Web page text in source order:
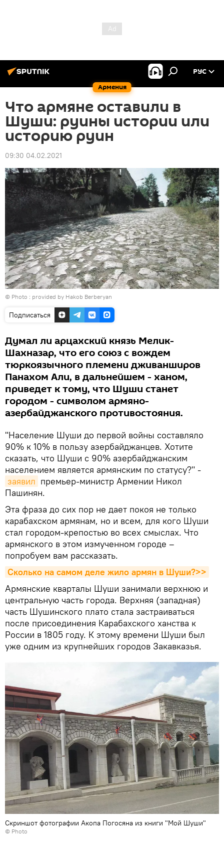
Армения
РУС
Что армяне оставили в
Шуши: руины истории или
историю руин
09:30 04.02.2021
© Photo : provided by Hakob Berberyan
Подписаться
Думал ли арцахский князь Мелик-
Шахназар, что его союз с вождем
тюркоязычного племени дживанширов
Панахом Али, в дальнейшем - ханом,
приведет к тому, что Шуши станет
городом - символом армяно-
азербайджанского противостояния.
"Население Шуши до первой войны составляло
90% к 10% в пользу азербайджанцев. Хотите
сказать, что Шуши с 90% азербайджанским
населением является армянским по статусу?" -
заявил премьер-министр Армении Никол
Пашинян.
Эта фраза до сих пор не дает покоя не только
карабахском армянам, но и всем, для кого Шуши
стал городом-крепостью во всех смыслах. Что
армянского в этом измученном городе –
попробуем вам рассказать.
Сколько на самом деле жило армян в Шуши?>>
Армянские кварталы Шуши занимали верхнюю и
центральную часть города. Верхняя (западная)
часть Шушинского плато стала застраиваться
после присоединения Карабахского ханства к
России в 1805 году. К этому времени Шуши был
уже одним из крупнейших городов Закавказья.
Скриншот фотографии Акопа Погосяна из книги "Мой Шуши"
© Photo